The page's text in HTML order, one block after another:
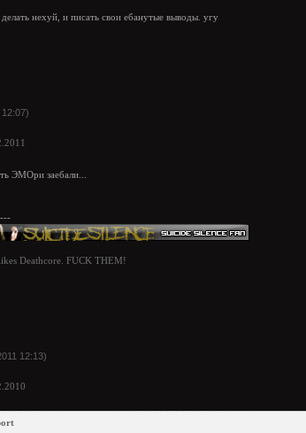
нехуй, и писать свои ебанутые выводы. угу
ЭМОри заебали...
Deathcore. FUCK THEM!
12:13)